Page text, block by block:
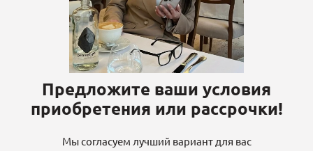
Предложите ваши условия
приобретения или рассрочки!
Мы согласуем лучший вариант для вас